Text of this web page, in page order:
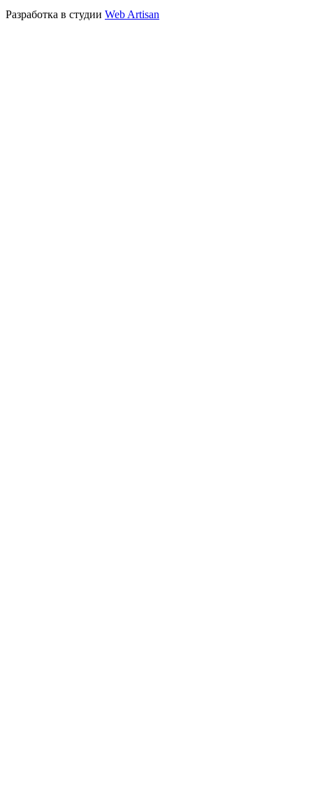
Разработка в студии Web Artisan